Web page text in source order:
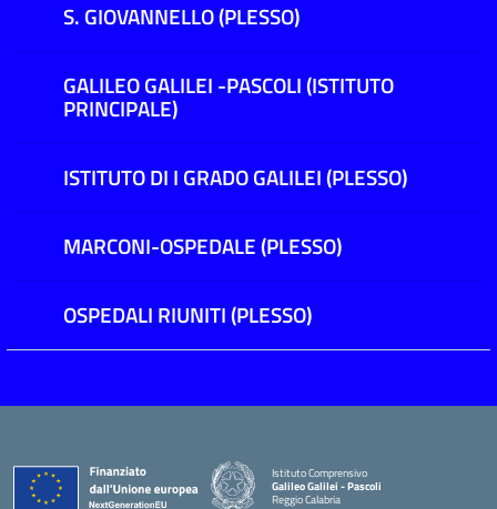
S. GIOVANNELLO (PLESSO)
GALILEO GALILEI -PASCOLI (ISTITUTO
PRINCIPALE)
ISTITUTO DI I GRADO GALILEI (PLESSO)
MARCONI-OSPEDALE (PLESSO)
OSPEDALI RIUNITI (PLESSO)
Istituto Comprensivo
Galileo Galilei - Pascoli
Reggio Calabria